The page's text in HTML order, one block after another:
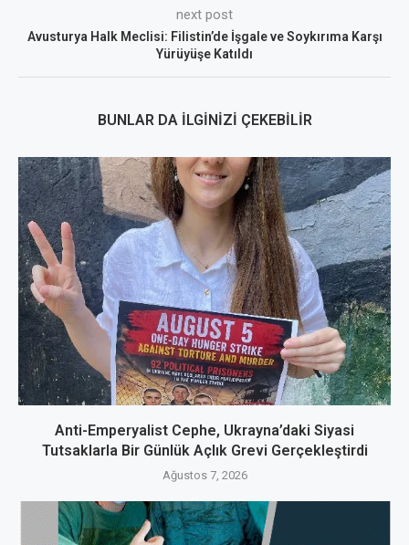
next post
Avusturya Halk Meclisi: Filistin’de İşgale ve Soykırıma Karşı
Yürüyüşe Katıldı
BUNLAR DA İLGINIZI ÇEKEBILIR
Anti-Emperyalist Cephe, Ukrayna’daki Siyasi
Tutsaklarla Bir Günlük Açlık Grevi Gerçekleştirdi
Ağustos 7, 2026